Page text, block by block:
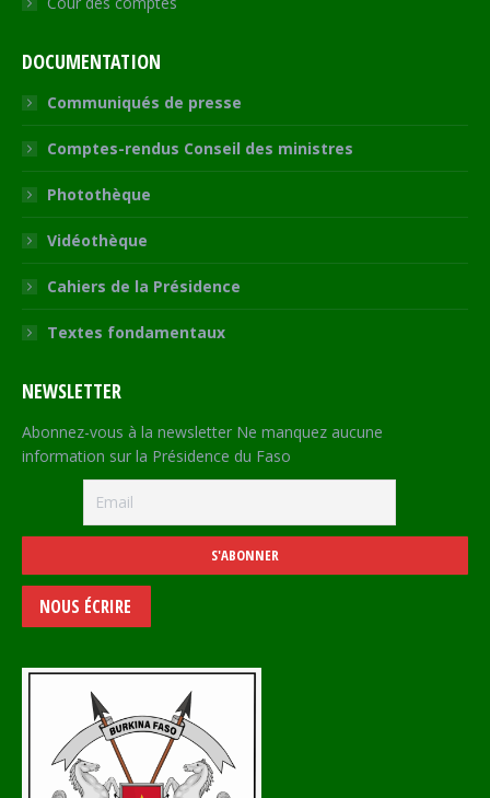
DOCUMENTATION
Communiqués de presse
Comptes-rendus Conseil des ministres
Photothèque
Vidéothèque
Cahiers de la Présidence
Textes fondamentaux
NEWSLETTER
Abonnez-vous à la newsletter Ne manquez aucune
information sur la Présidence du Faso
NOUS ÉCRIRE